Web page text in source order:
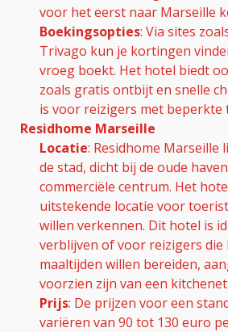
voor het eerst naar Marseille
Boekingsopties: Via sites
Trivago kun je kortingen
vroeg boekt. Het hotel biedt
zoals gratis ontbijt en snelle
is voor reizigers met beperkte
Residhome Marseille
Locatie: Residhome Marseille
de stad, dicht bij de oude
commerciële centrum. Het
uitstekende locatie voor
willen verkennen. Dit hotel is
verblijven of voor reizigers die
maaltijden willen bereiden,
voorzien zijn van een
Prijs: De prijzen voor een
variëren van 90 tot 130 euro